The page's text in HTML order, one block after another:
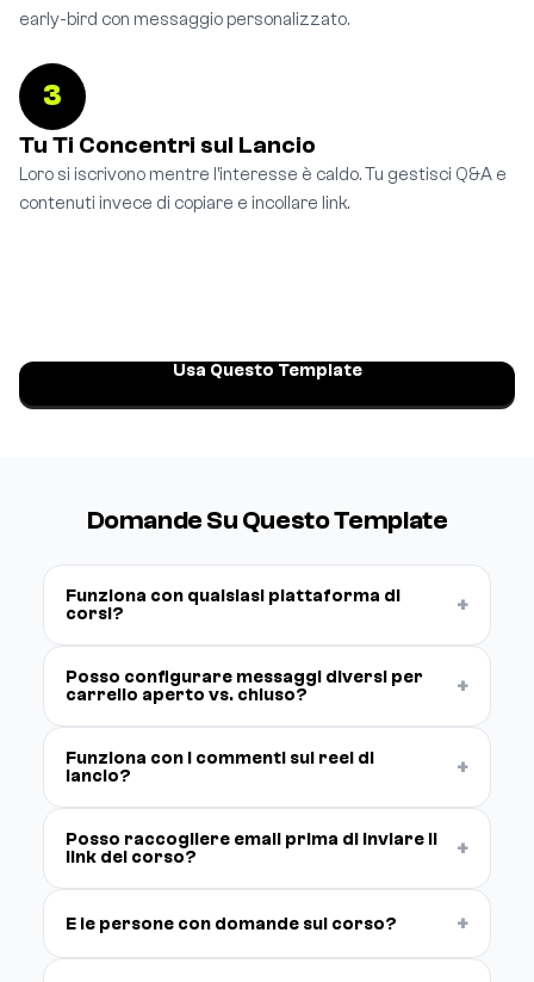
early-bird con messaggio personalizzato.
3
Tu Ti Concentri sul Lancio
Loro si iscrivono mentre l'interesse è caldo. Tu gestisci Q&A e
contenuti invece di copiare e incollare link.
Usa Questo Template
Domande Su Questo Template
Funziona con qualsiasi piattaforma di
corsi?
+
Posso configurare messaggi diversi per
carrello aperto vs. chiuso?
+
Funziona con i commenti sui reel di
lancio?
+
Posso raccogliere email prima di inviare il
link del corso?
+
E le persone con domande sul corso? +